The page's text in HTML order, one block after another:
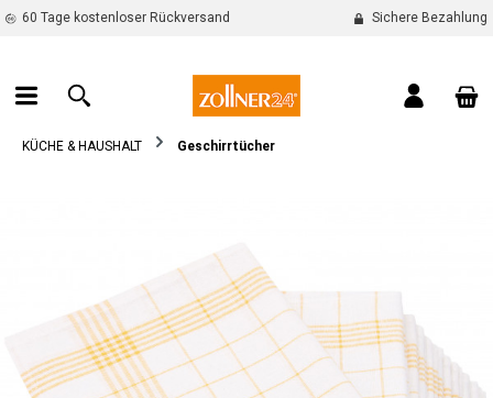
springen
60 Tage kostenloser Rückversand Sichere Bezahlung
KÜCHE & HAUSHALT Geschirrtücher